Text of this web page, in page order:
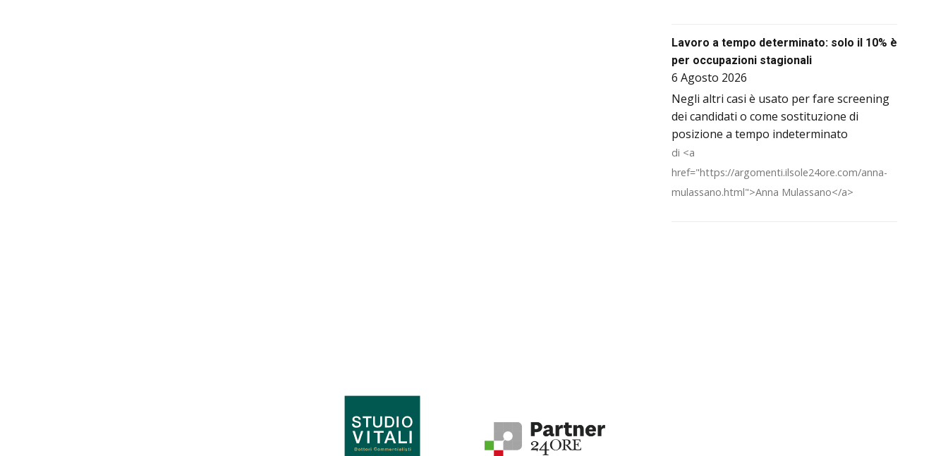
Lavoro a tempo determinato: solo il 10% è
per occupazioni stagionali
6 Agosto 2026
Negli altri casi è usato per fare screening
dei candidati o come sostituzione di
posizione a tempo indeterminato
di <a
href="https://argomenti.ilsole24ore.com/anna-
mulassano.html">Anna Mulassano</a>